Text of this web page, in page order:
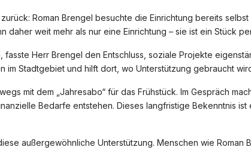
Roman Brengel besuchte die Einrichtung bereits
daher weit mehr als nur eine Einrichtung – sie ist ein Stück
fasste Herr Brengel den Entschluss, soziale Projekte
im Stadtgebiet und hilft dort, wo Unterstützung gebraucht
mit dem „Jahresabo“ für das Frühstück. Im Gespräch
Bedarfe entstehen. Dieses langfristige Bekenntnis
außergewöhnliche Unterstützung. Menschen wie